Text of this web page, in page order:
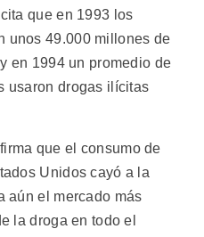
que en 1993 los
unos 49.000 millones de
en 1994 un promedio de
usaron drogas ilícitas
que el consumo de
Unidos cayó a la
aún el mercado más
la droga en todo el